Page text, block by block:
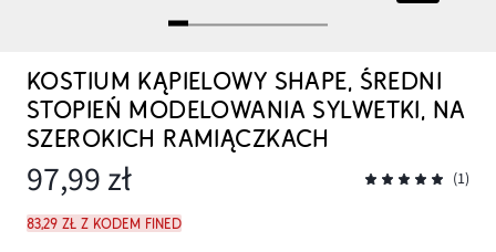
KOSTIUM KĄPIELOWY SHAPE, ŚREDNI
STOPIEŃ MODELOWANIA SYLWETKI, NA
SZEROKICH RAMIĄCZKACH
97,99 zł (1)
83,29 zł z kodem FINED